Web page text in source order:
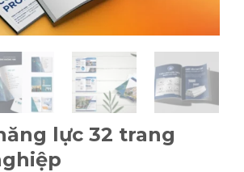
lực 32 trang